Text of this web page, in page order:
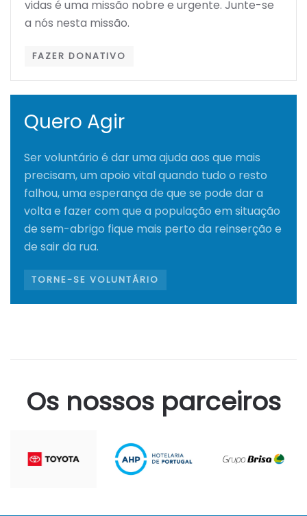
vidas é uma missão nobre e urgente. Junte-se
a nós nesta missão.
FAZER DONATIVO
Quero Agir
Ser voluntário é dar uma ajuda aos que mais
precisam, um apoio vital quando tudo o resto
falhou, uma esperança de que se pode dar a
volta e fazer com que a população em situação
de sem-abrigo fique mais perto da reinserção e
de sair da rua.
TORNE-SE VOLUNTÁRIO
Os nossos parceiros